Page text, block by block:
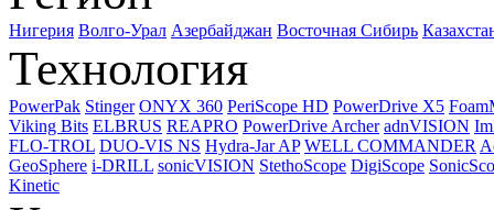
Нигерия Волго-Урал Азербайджан Восточная Сибирь
Технология
PowerPak Stinger ONYX 360 PeriScope HD PowerDrive X5
Viking Bits ELBRUS REAPRO PowerDrive Archer adnVISION
FLO-TROL DUO-VIS NS Hydra-Jar AP WELL COMMANDER
GeoSphere i-DRILL sonicVISION StethoScope DigiScope
Kinetic